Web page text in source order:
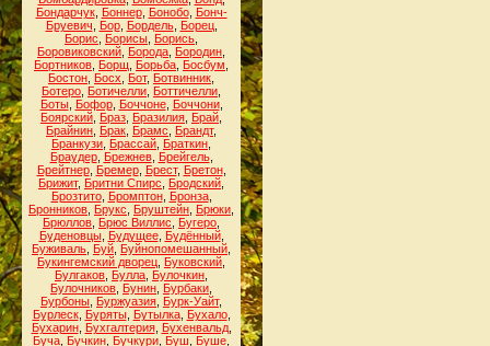
Бондарчук, Боннер, Бонобо, Бонч-
Бруевич
Бор, Бордель, Борец,
Борис
Борисы Борись
Боровиковский Борода Бородин
Бортников Борщ Борьба Босбум
Бостон Босх Бот, Ботвинник
Ботеро Ботичелли Боттичелли
Боты, Бофор, Боччоне, Боччони,
Боярский Браз Бразилия Брай
Брайнин Брак Брамс Брандт,
Бранкузи Брассай Браткин
Браудер, Брежнев, Брейгель,
Брейтнер, Бремер, Брест, Бретон,
Брижит, Бритни Спирс Бродский
Брозтито, Бромптон, Бронза,
Бронников Брукс Бруштейн Брюки
Брюллов Брюс Виллис Бугеро
Буденовцы, Будущее, Будённый,
Буживаль Буй Буйнопомешанный
Букингемский дворец Буковский
Булгаков Булла Булочкин
Булочников Бунин Бурбаки
Бурбоны Буржуазия Бурк-Уайт,
Бурлеск, Буряты, Бутылка, Бухало,
Бухарин, Бухгалтерия, Бухенвальд,
Буча Бучкин Бучкури Буш Буше